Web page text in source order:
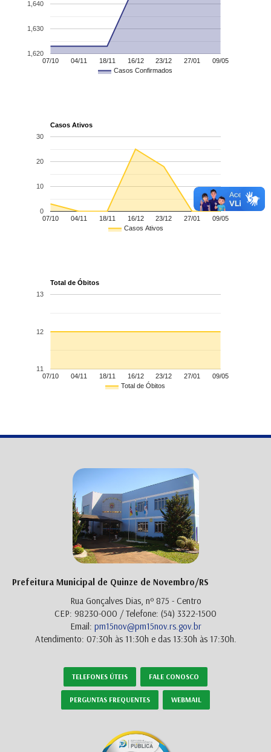
Casos Confirmados
07/10 04/11 18/11 16/12 23/12 27/01 09/05
1,620
1,630
1,640
Casos Ativos
Casos Ativos
07/10 04/11 18/11 16/12 23/12 27/01 09/05
0
10
20
30
Total de Óbitos
Total de Óbitos
07/10 04/11 18/11 16/12 23/12 27/01 09/05
11
12
13
Prefeitura Municipal de Quinze de Novembro/RS
Rua Gonçalves Dias, nº 875 - Centro
CEP: 98230-000 / Telefone: (54) 3322-1500
Email: pm15nov@pm15nov.rs.gov.br
Atendimento: 07:30h às 11:30h e das 13:30h às 17:30h.
TELEFONES ÚTEIS FALE CONOSCO
PERGUNTAS FREQUENTES WEBMAIL